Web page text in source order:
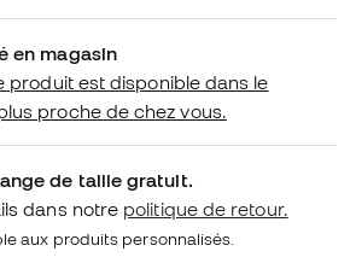
en magasin
produit est disponible dans le
proche de chez vous.
de taille gratuit.
dans notre politique de retour.
aux produits personnalisés.